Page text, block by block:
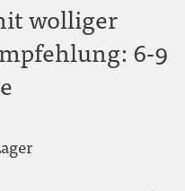
wolliger
6-9